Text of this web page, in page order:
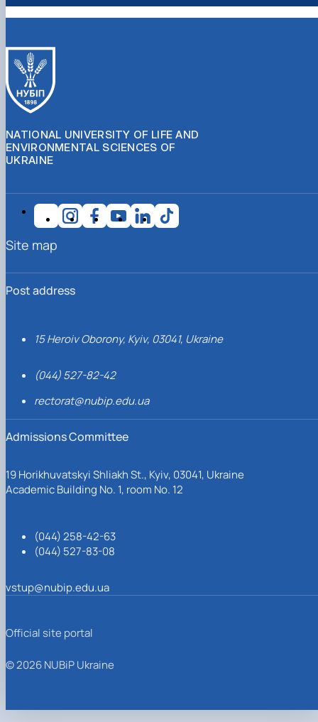
NATIONAL UNIVERSITY OF LIFE AND
ENVIRONMENTAL SCIENCES OF
UKRAINE
Post address
15 Heroiv Oborony, Kyiv, 03041, Ukraine
(044) 527-82-42
rectorat@nubip.edu.ua
Admissions Committee
19 Horikhuvatskyi Shliakh St., Kyiv, 03041, Ukraine
Academic Building No. 1, room No. 12
(044) 258-42-63
(044) 527-83-08
vstup@nubip.edu.ua
Site map
Official site portal
© 2026 NUBiP Ukraine